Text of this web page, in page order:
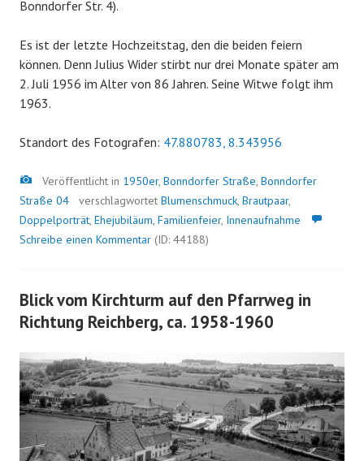
Bonndorfer Str. 4).
Es ist der letzte Hochzeitstag, den die beiden feiern
können. Denn Julius Wider stirbt nur drei Monate später am
2. Juli 1956 im Alter von 86 Jahren. Seine Witwe folgt ihm
1963.
Standort des Fotografen: 47.880783, 8.343956
Bild
Veröffentlicht in 1950er, Bonndorfer Straße, Bonndorfer
Straße 04
verschlagwortet Blumenschmuck, Brautpaar,
Doppelporträt, Ehejubiläum, Familienfeier, Innenaufnahme
Schreibe einen Kommentar (ID: 44188)
Blick vom Kirchturm auf den Pfarrweg in
Richtung Reichberg, ca. 1958-1960